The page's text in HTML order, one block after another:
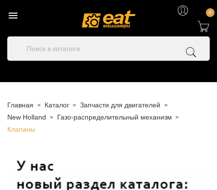
 0
Главная Каталог
Запчасти для двигателей
New Holland
Газо-распределительный механизм
Клапаны